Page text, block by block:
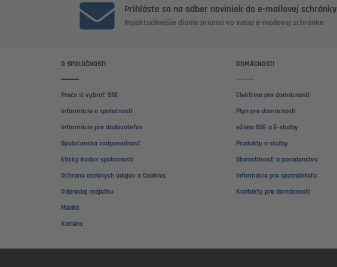
Prihláste sa na odber noviniek do e-mailovej schránky
Najaktuálnejšie dianie priamo vo vašej e-mailovej schránke
O SPOLOČNOSTI
Prečo si vybrať SSE
Informácie o spoločnosti
Informácie pre dodávateľov
Spoločenská zodpovednosť
Etický kódex spoločnosti
Ochrana osobných údajov a Cookies
Odpredaj majetku
Médiá
Kariéra
DOMÁCNOSTI
Elektrina pre domácnosti
Plyn pre domácnosti
eZóna SSE a E-služby
Produkty a služby
Starostlivosť a poradenstvo
Informácie pre spotrebiteľa
Kontakty pre domácnosti